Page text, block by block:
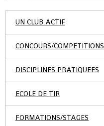
UN CLUB ACTIF
CONCOURS/COMPETITIONS
DISCIPLINES PRATIQUEES
ECOLE DE TIR
FORMATIONS/STAGES